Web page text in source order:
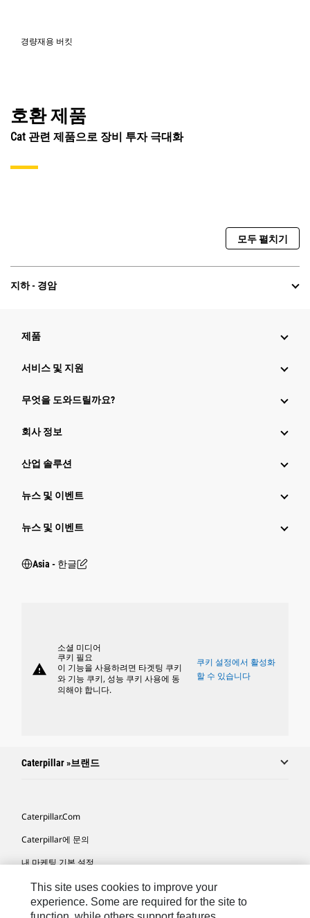
경량재용 버킷
호환 제품
Cat 관련 제품으로 장비 투자 극대화
모두 펼치기
지하 - 경암
제품
서비스 및 지원
무엇을 도와드릴까요?
회사 정보
산업 솔루션
뉴스 및 이벤트
뉴스 및 이벤트
Asia - 한글
warning
소셜 미디어
쿠키 필요
이 기능을 사용하려면 타겟팅 쿠키
와 기능 쿠키, 성능 쿠키 사용에 동
의해야 합니다.
쿠키 설정에서 활성화
할 수 있습니다
Caterpillar »브랜드
Caterpillar.com
Caterpillar에 문의
내 마케팅 기본 설정
사이트 맵
Cookie Settings
This site uses cookies to improve your
experience. Some are required for the site to